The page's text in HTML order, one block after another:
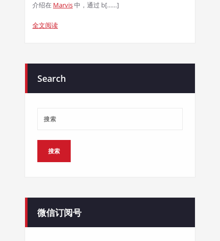
介绍在 Marvis中，通过 b[……]
全文阅读
Search
微信订阅号